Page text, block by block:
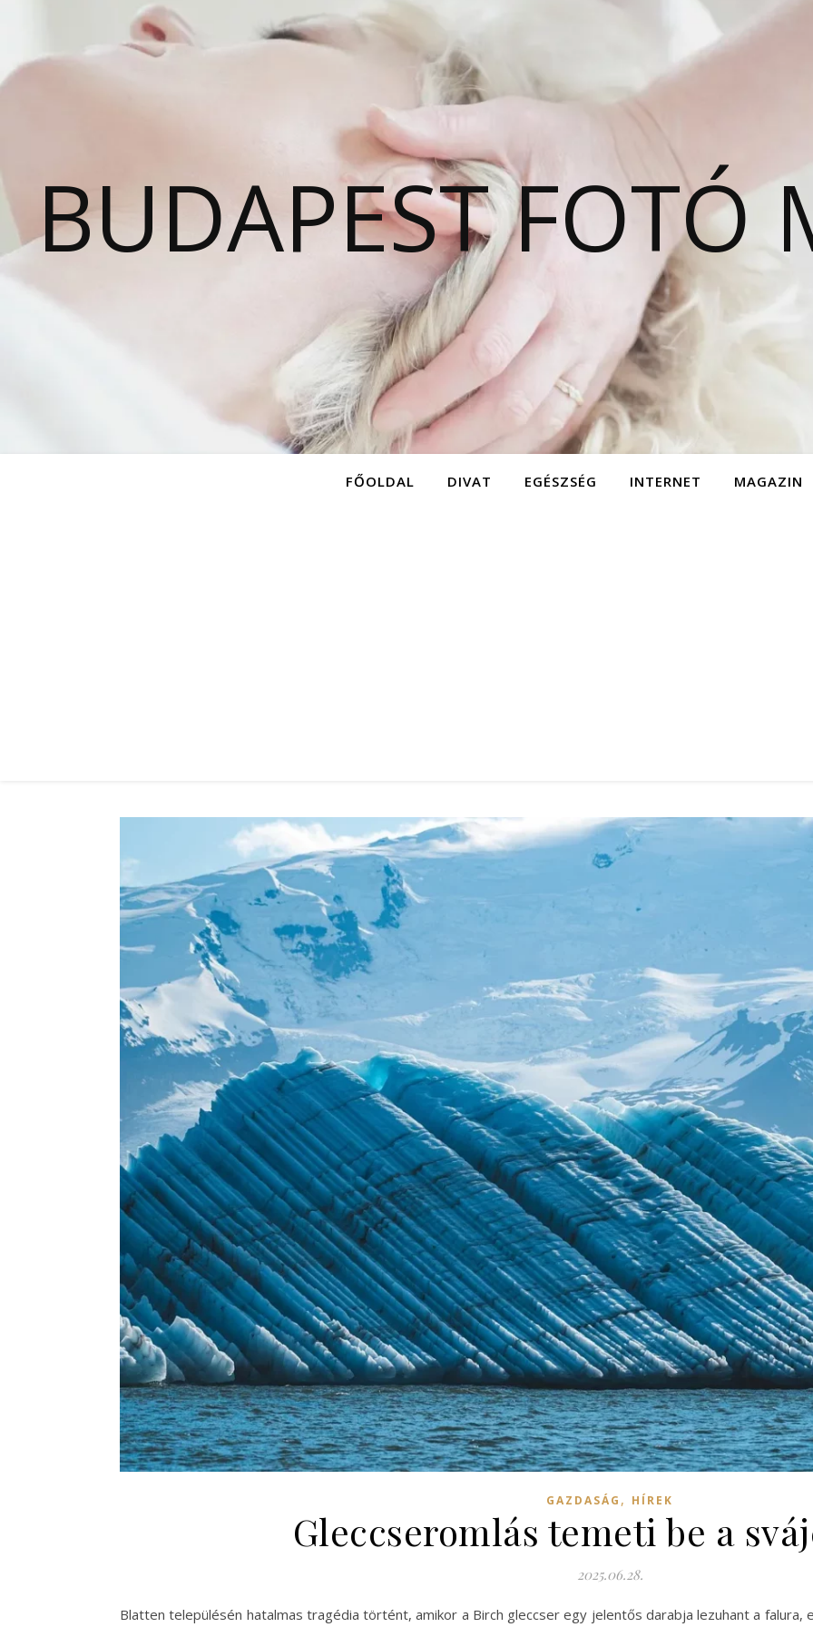
BUDAPEST FOTÓ
FŐOLDAL DIVAT EGÉSZSÉG INTERNET MAGAZIN
GAZDASÁG , HÍREK
Gleccseromlás temeti be a
2025.06.28.
Blatten településén hatalmas tragédia történt, amikor a Birch gleccser egy jelentős darabja lezuhant a